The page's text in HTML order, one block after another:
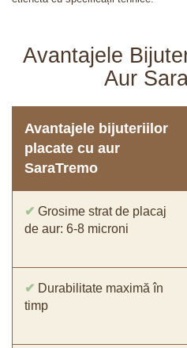
Avantajele
Aur
Avantajele bijuteriilor
placate cu aur
SaraTremo
✔ Grosime strat de placaj
de aur: 6-8 microni
✔ Durabilitate maximă în
timp